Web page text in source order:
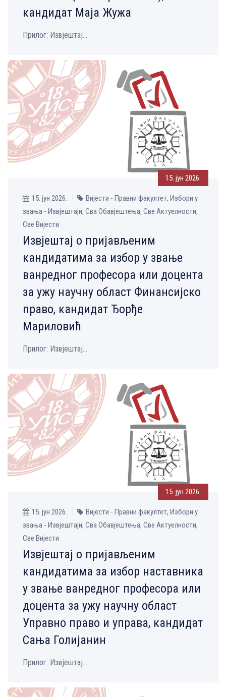
кандидат Маја Жужа
Прилог: Извјештај...
15. јун 2026.
15. јун 2026.
Вијести - Правни факултет, Избори у
звања - Извјештаји, Сва Обавјештења, Све Aктуелности,
Све Вијести
Извјештај о пријављеним
кандидатима за избор у звање
ванредног професора или доцента
за ужу научну област Финансијско
право, кандидат Ђорђе
Мариловић
Прилог: Извјештај...
15. јун 2026.
15. јун 2026.
Вијести - Правни факултет, Избори у
звања - Извјештаји, Сва Обавјештења, Све Aктуелности,
Све Вијести
Извјештај о пријављеним
кандидатима за избор наставника
у звање ванредног професора или
доцента за ужу научну област
Управно право и управа, кандидат
Сања Голијанин
Прилог: Извјештај...